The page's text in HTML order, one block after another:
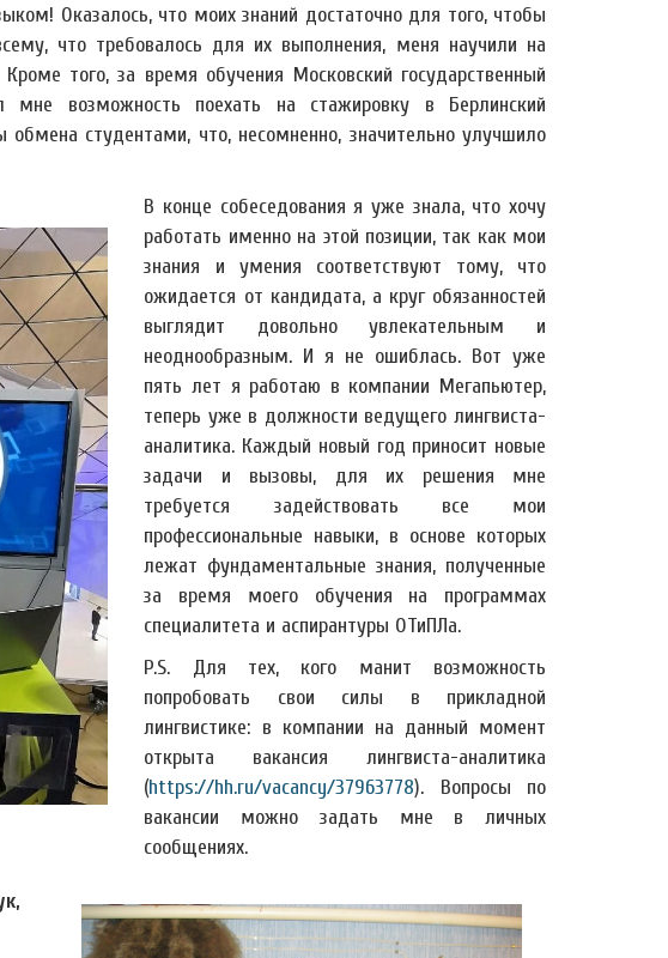
Оказалось, что моих знаний достаточно для того, чтобы
что требовалось для их выполнения, меня научили на
того, за время обучения Московский государственный
возможность поехать на стажировку в Берлинский
студентами, что, несомненно, значительно улучшило
В конце собеседования я уже знала, что хочу
работать именно на этой позиции, так как мои
знания и умения соответствуют тому, что
ожидается от кандидата, а круг обязанностей
выглядит довольно увлекательным и
неоднообразным. И я не ошиблась. Вот уже
пять лет я работаю в компании Мегапьютер,
теперь уже в должности ведущего лингвиста-
аналитика. Каждый новый год приносит новые
задачи и вызовы, для их решения мне
требуется задействовать все мои
профессиональные навыки, в основе которых
лежат фундаментальные знания, полученные
за время моего обучения на программах
специалитета и аспирантуры ОТиПЛа.
P.S. Для тех, кого манит возможность
попробовать свои силы в прикладной
лингвистике: в компании на данный момент
открыта вакансия лингвиста-аналитика
(https://hh.ru/vacancy/37963778). Вопросы по
вакансии можно задать мне в личных
сообщениях.